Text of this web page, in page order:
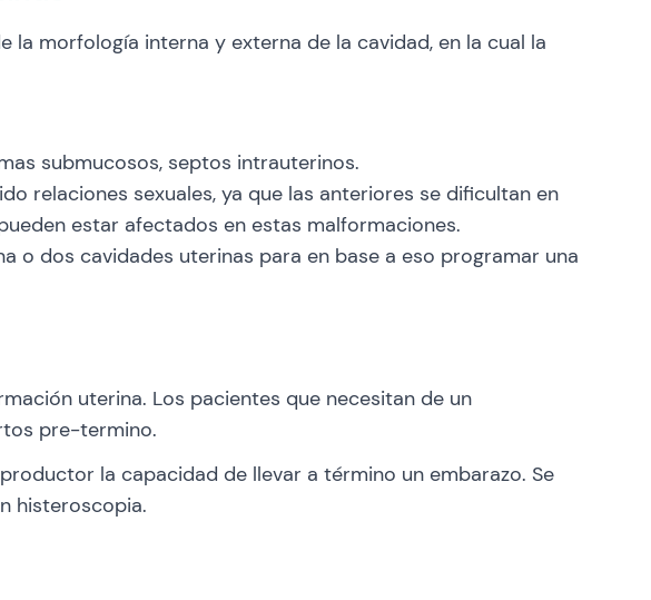
morfología interna y externa de la cavidad, en la cual la
submucosos, septos intrauterinos.
relaciones sexuales, ya que las anteriores se dificultan en
estar afectados en estas malformaciones.
o dos cavidades uterinas para en base a eso programar una
uterina. Los pacientes que necesitan de un
pre-termino.
la capacidad de llevar a término un embarazo. Se
histeroscopia.